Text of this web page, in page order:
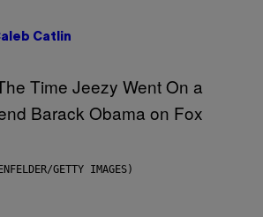
Catlin
GETTY IMAGES)